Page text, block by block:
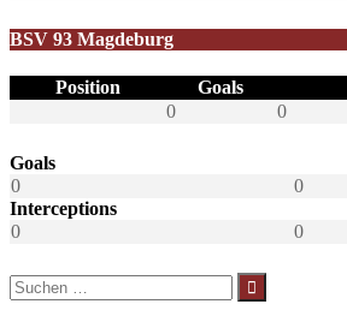
BSV 93 Magdeburg
Position Goals
0
0
Goals
0
0
Interceptions
0
0
Suchen
nach: